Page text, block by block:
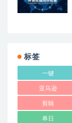
标签
一键
亚马逊
剪辑
单日